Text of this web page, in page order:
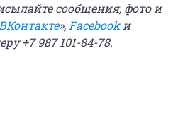
сообщения, фото и
», Facebookи
+7 987 101-84-78.